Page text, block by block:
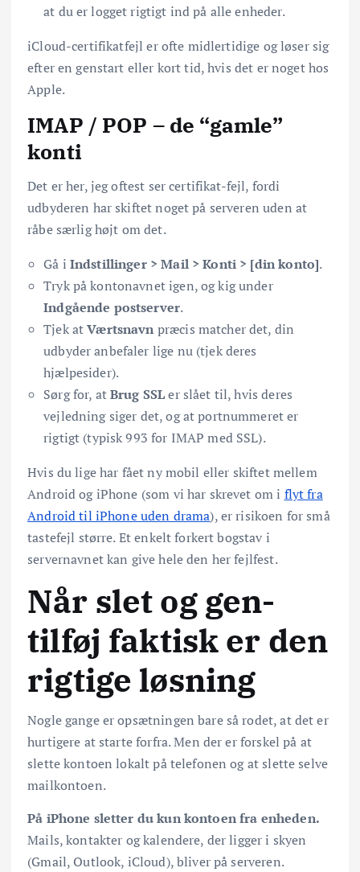
at du er logget rigtigt ind på alle enheder.
iCloud-certifikatfejl er ofte midlertidige og løser sig
efter en genstart eller kort tid, hvis det er noget hos
Apple.
IMAP / POP – de “gamle”
konti
Det er her, jeg oftest ser certifikat-fejl, fordi
udbyderen har skiftet noget på serveren uden at
råbe særlig højt om det.
Gå i Indstillinger > Mail > Konti > [din konto].
Tryk på kontonavnet igen, og kig under
Indgående postserver.
Tjek atVærtsnavn præcis matcher det, din
udbyder anbefaler lige nu (tjek deres
hjælpesider).
Sørg for, atBrug SSLer slået til, hvis deres
vejledning siger det, og at portnummeret er
rigtigt (typisk 993 for IMAP med SSL).
Hvis du lige har fået ny mobil eller skiftet mellem
Android og iPhone (som vi har skrevet om i flyt fra
Android til iPhone uden drama), er risikoen for små
tastefejl større. Et enkelt forkert bogstav i
servernavnet kan give hele den her fejlfest.
Når slet og gen-
tilføj faktisk er den
rigtige løsning
Nogle gange er opsætningen bare så rodet, at det er
hurtigere at starte forfra. Men der er forskel på at
slette kontoen lokalt på telefonen og at slette selve
mailkontoen.
På iPhone sletter du kun kontoen fra enheden.
Mails, kontakter og kalendere, der ligger i skyen
(Gmail, Outlook, iCloud), bliver på serveren.